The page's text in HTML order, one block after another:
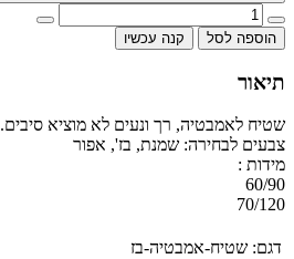
הוספה לסל קנה עכשיו
תיאור
שטיח לאמבטיה, רך ונעים לא מוציא סיבים.
צבעים לבחירה: שמנת, בז', אפור
מידות :
60/90
70/120
דגם: שטיח-אמבטיה-בז